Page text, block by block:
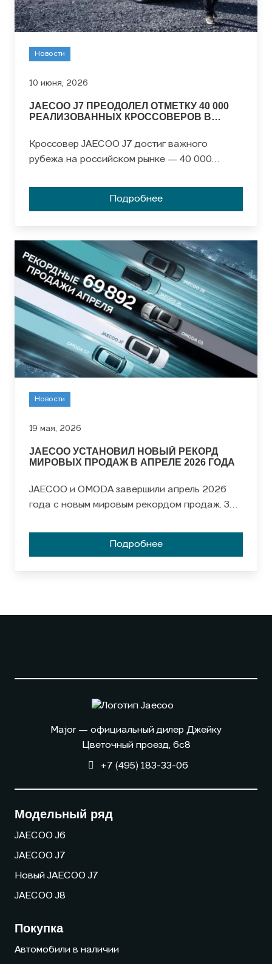
Новости
10 июня, 2026
JAECOO J7 ПРЕОДОЛЕЛ ОТМЕТКУ 40 000
РЕАЛИЗОВАННЫХ КРОССОВЕРОВ В
Кроссовер JAECOO J7 достиг важного
рубежа на российском рынке — 40 000
представленная в 2023 году, быстро стала
заметным игроком в сегменте благодаря
Подробнее
Новости
19 мая, 2026
JAECOO УСТАНОВИЛ НОВЫЙ РЕКОРД
МИРОВЫХ ПРОДАЖ В АПРЕЛЕ 2026 ГОДА
JAECOO и OMODA завершили апрель 2026
года с новым мировым рекордом продаж. За
автомобиля, а общий объем продаж с
момента основания превысил 1 000 000
Подробнее
Major — официальный дилер Джейку
Цветочный проезд, 6с8
+7 (495) 183-33-06
Модельный ряд
JAECOO J6
JAECOO J7
Новый JAECOO J7
JAECOO J8
Покупка
Автомобили в наличии